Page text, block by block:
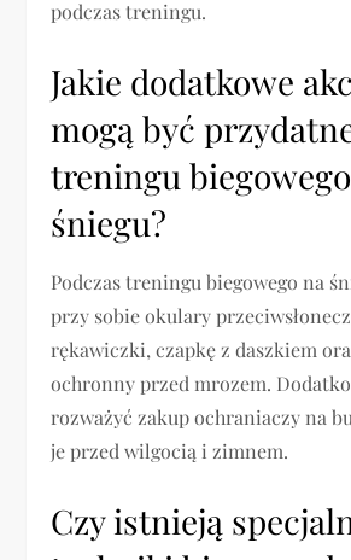
podczas treningu.
Jakie dodatkowe
mogą być
treningu
śniegu?
Podczas treningu biegowego na
przy sobie okulary
rękawiczki, czapkę z daszkiem
ochronny przed mrozem.
rozważyć zakup ochraniaczy na
je przed wilgocią i zimnem.
Czy istnieją